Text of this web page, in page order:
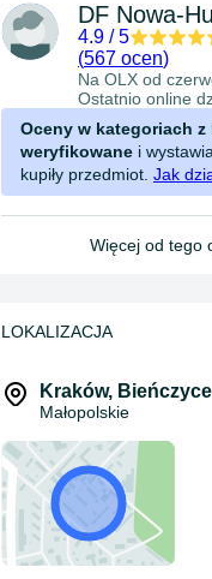
DF Nowa-
4.9 /5
(567 ocen)
Na OLX od
Ostatnio online
Oceny w kategoriach z
weryfikowane i
kupiły przedmiot. Jak
Więcej od tego
LOKALIZACJA
Kraków, Bieńczyce
Małopolskie